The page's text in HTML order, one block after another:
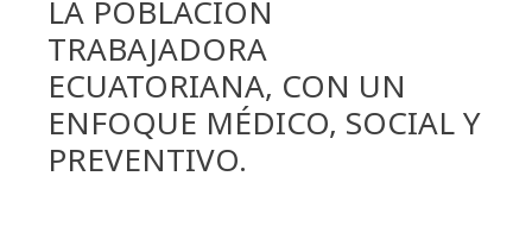
LA POBLACIÓN
TRABAJADORA
ECUATORIANA, CON UN
ENFOQUE MÉDICO, SOCIAL Y
PREVENTIVO.